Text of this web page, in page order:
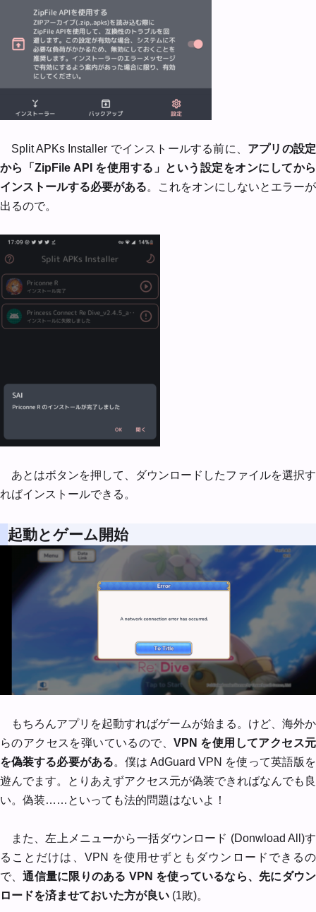
Split APKs Installer でインストールする前に、 アプリの設定
から「ZipFile API を使用する」という設定をオンにしてから
インストールする必要がある。これをオンにしないとエラーが
出るので。
あとはボタンを押して、ダウンロードしたファイルを選択す
ればインストールできる。
起動とゲーム開始
もちろんアプリを起動すればゲームが始まる。けど、海外か
らのアクセスを弾いているので、 VPN を使用してアクセス元
を偽装する必要がある。僕は AdGuard VPN を使って英語版を
遊んでます。とりあえずアクセス元が偽装できればなんでも良
い。偽装……といっても法的問題はないよ！
また、左上メニューから一括ダウンロード (Donwload All)す
ることだけは、VPN を使用せずともダウンロードできるの
で、通信量に限りのある VPN を使っているなら、先にダウン
ロードを済ませておいた方が良い (1敗)。